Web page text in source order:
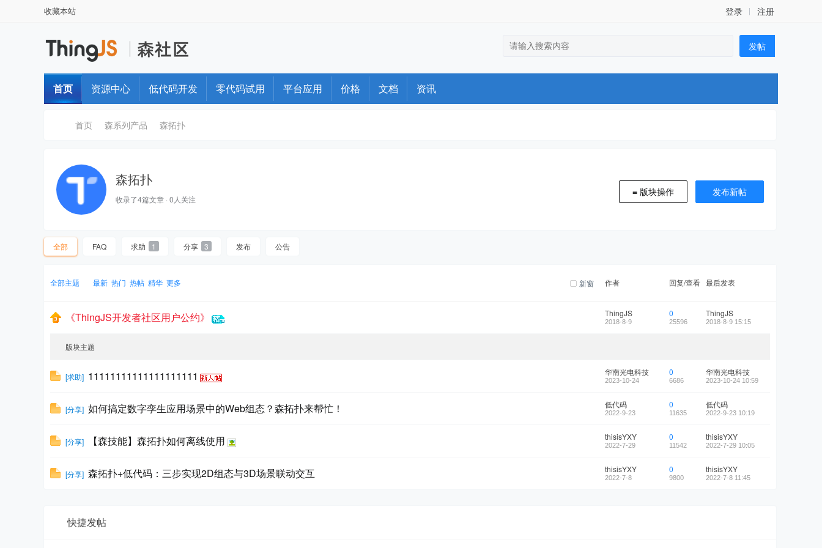
收藏本站 登录 注册
发帖
首页 资源中心 低代码开发 零代码试用 平台应用 价格 文档 资讯
T »
首页
›
森系列产品
›
森拓扑
森拓扑
收录了4篇文章 · 0人关注
≡ 版块操作 发布新帖
全部 FAQ 求助 1 分享 3 发布 公告
新窗
全部主题 最新 热门 热帖 精华 更多 作者 回复/查看 最后发表
《ThingJS开发者社区用户公约》 ThingJS
2018-8-9
0
25596
ThingJS
2018-8-9 15:15
版块主题
[求助] 11111111111111111111 华南光电科技
2023-10-24
0
6686
华南光电科技
2023-10-24 10:59
[分享] 如何搞定数字孪生应用场景中的Web组态？森拓扑来帮忙！ 低代码
2022-9-23
0
11635
低代码
2022-9-23 10:19
[分享] 【森技能】森拓扑如何离线使用 thisisYXY
2022-7-29
0
11542
thisisYXY
2022-7-29 10:05
[分享] 森拓扑+低代码：三步实现2D组态与3D场景联动交互 thisisYXY
2022-7-8
0
9800
thisisYXY
2022-7-8 11:45
快捷发帖